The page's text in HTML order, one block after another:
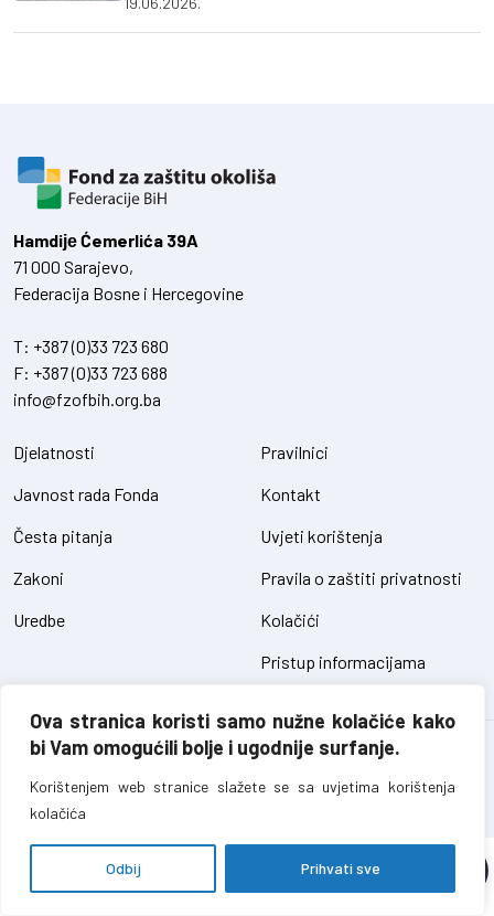
Ova stranica koristi samo nužne kolačiće kako
bi Vam omogućili bolje i ugodnije surfanje.
Korištenjem web stranice slažete se sa uvjetima korištenja
kolačića
Odbij Prihvati sve
Hamdiје Ćemerlića 39A
71 000 Sarajevo,
Federacija Bosne i Hercegovine
T: +387 (0)33 723 680
F: +387 (0)33 723 688
info@fzofbih.org.ba
Djelatnosti
Javnost rada Fonda
Česta pitanja
Zakoni
Uredbe
Pravilnici
Kontakt
Uvjeti korištenja
Pravila o zaštiti privatnosti
Kolačići
Pristup informacijama
Fond za zaštitu okoliša FBiH – sva prava pridržana // design and